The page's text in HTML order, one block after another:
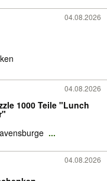
04.08.2026
04.08.2026
1000 Teile "Lunch
...
04.08.2026